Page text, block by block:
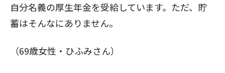
自分名義の厚生年金を受給しています。ただ、貯
蓄はそんなにありません。
（69歳女性・ひふみさん）